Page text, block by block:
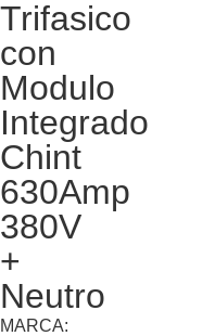
Trifasico
con
Modulo
Integrado
Chint
630Amp
380V
+
Neutro
MARCA: